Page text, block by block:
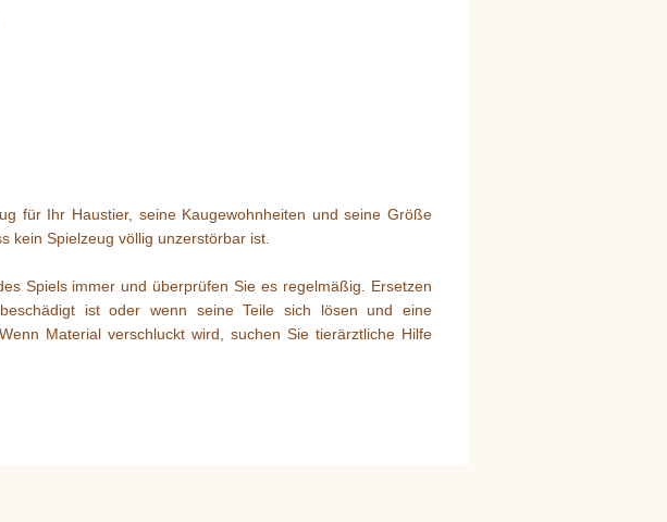
für Ihr Haustier, seine Kaugewohnheiten und seine Größe
kein Spielzeug völlig unzerstörbar ist.
Spiels immer und überprüfen Sie es regelmäßig. Ersetzen
ist oder wenn seine Teile sich lösen und eine
Material verschluckt wird, suchen Sie tierärztliche Hilfe